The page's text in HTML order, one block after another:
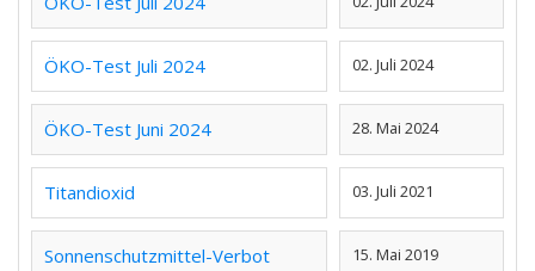
ÖKO-Test Juli 2024 02. Juli 2024
ÖKO-Test Juni 2024 28. Mai 2024
Titandioxid 03. Juli 2021
Sonnenschutzmittel-Verbot 15. Mai 2019